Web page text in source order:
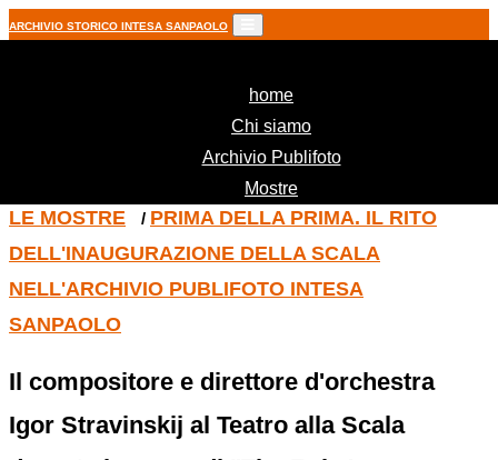
ARCHIVIO STORICO INTESA SANPAOLO
home(current)
Chi siamo
Archivio Publifoto
Mostre
LE MOSTRE / PRIMA DELLA PRIMA. IL RITO
DELL'INAUGURAZIONE DELLA SCALA
NELL'ARCHIVIO PUBLIFOTO INTESA
SANPAOLO
Il compositore e direttore d'orchestra
Igor Stravinskij al Teatro alla Scala